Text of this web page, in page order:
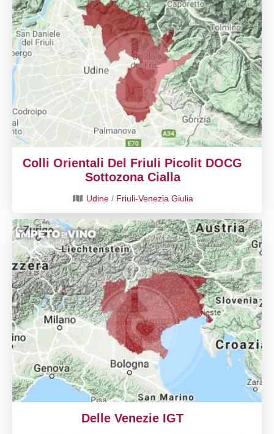
Colli Orientali Del Friuli Picolit DOCG
Sottozona Cialla
Udine / Friuli-Venezia Giulia
Delle Venezie IGT